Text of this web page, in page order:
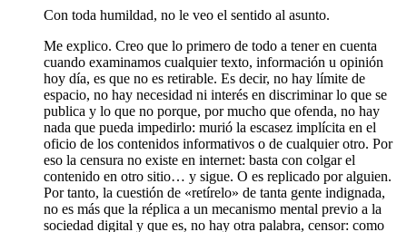
Con toda humildad, no le veo el sentido al asunto.
Me explico. Creo que lo primero de todo a tener en cuenta
cuando examinamos cualquier texto, información u opinión
hoy día, es que no es retirable. Es decir, no hay límite de
espacio, no hay necesidad ni interés en discriminar lo que se
publica y lo que no porque, por mucho que ofenda, no hay
nada que pueda impedirlo: murió la escasez implícita en el
oficio de los contenidos informativos o de cualquier otro. Por
eso la censura no existe en internet: basta con colgar el
contenido en otro sitio… y sigue. O es replicado por alguien.
Por tanto, la cuestión de «retírelo» de tanta gente indignada,
no es más que la réplica a un mecanismo mental previo a la
sociedad digital y que es, no hay otra palabra, censor: como